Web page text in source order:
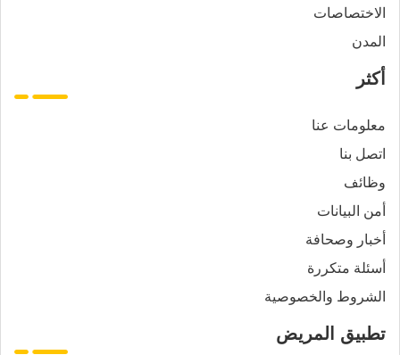
الاختصاصات
المدن
أكثر
معلومات عنا
اتصل بنا
وظائف
أمن البيانات
أخبار وصحافة
أسئلة متكررة
الشروط والخصوصية
تطبيق المريض